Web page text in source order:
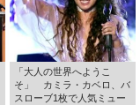
「大人の世界へようこ
そ」 カミラ・カベロ、バ
スローブ1枚で人気ミュー